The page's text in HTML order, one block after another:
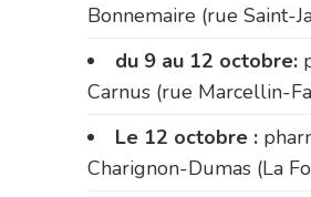
Bonnemaire (rue Saint-
du 9 au 12 octobre:
Carnus (rue Marcellin-
Le 12 octobre :
Charignon-Dumas (La